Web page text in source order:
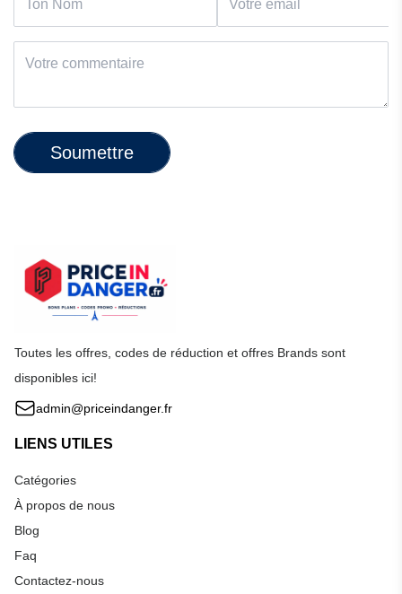
Soumettre
Toutes les offres, codes de réduction et offres Brands sont
disponibles ici!
admin@priceindanger.fr
LIENS UTILES
Catégories
À propos de nous
Blog
Faq
Contactez-nous